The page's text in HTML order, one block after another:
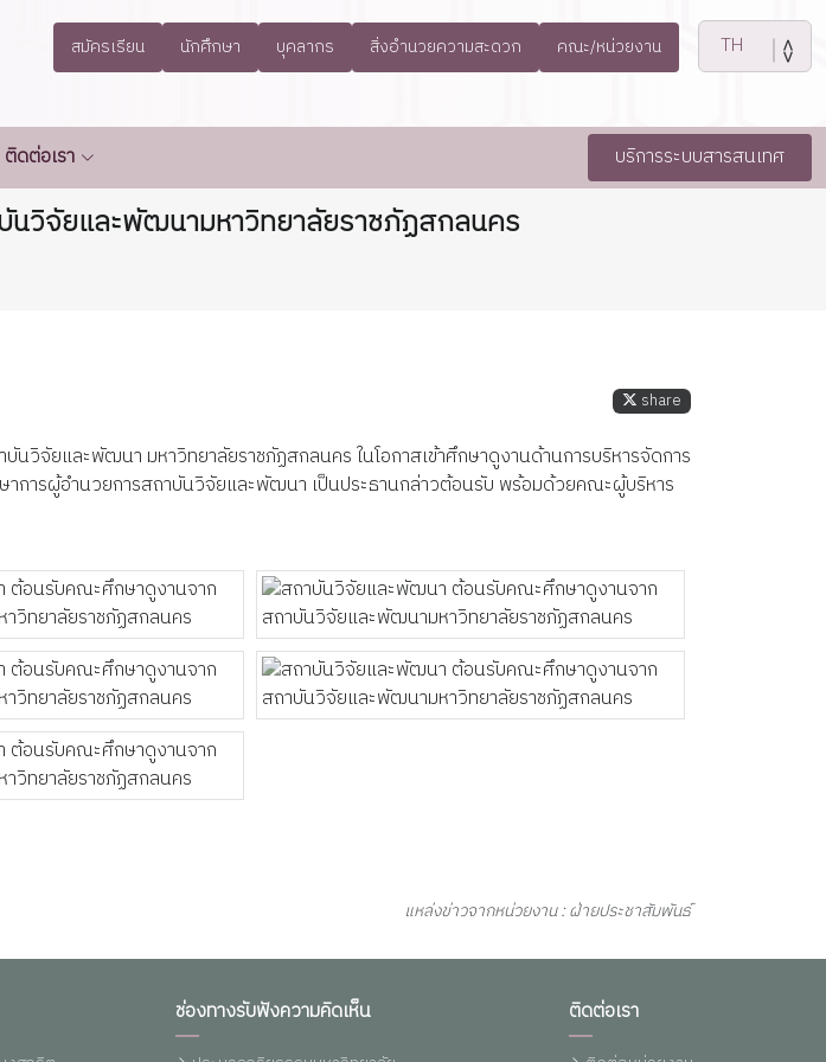
สมัครเรียน นักศึกษา บุคลากร สิ่งอำนวยความสะดวก คณะ/หน่วยงาน
ติดต่อเรา บริการระบบสารสนเทศ
วิจัยและพัฒนามหาวิทยาลัยราชภัฏสกลนคร
share
จัยและพัฒนา มหาวิทยาลัยราชภัฏสกลนคร ในโอกาสเข้าศึกษาดูงานด้านการบริหารจัดการ
การผู้อำนวยการสถาบันวิจัยและพัฒนา เป็นประธานกล่าวต้อนรับ พร้อมด้วยคณะผู้บริหาร
แหล่งข่าวจากหน่วยงาน : ฝ่ายประชาสัมพันธ์
ช่องทางรับฟังความคิดเห็น ติดต่อเรา